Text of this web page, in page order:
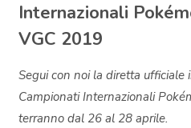
Internazionali
VGC 2019
Segui con noi la diretta ufficiale
Campionati Internazionali
terranno dal 26 al 28 aprile.